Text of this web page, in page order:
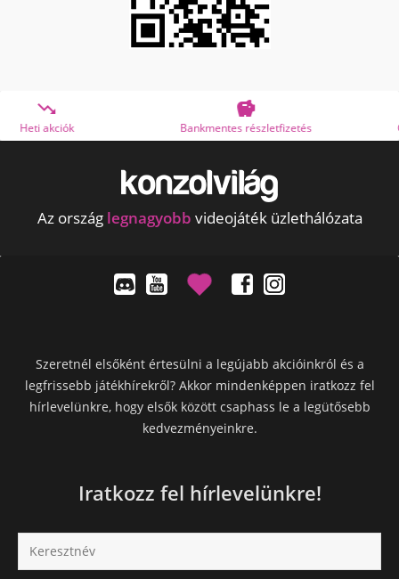
Bankmentes részletfizetés OTP Online Áruhitel
Az ország legnagyobb videojáték üzlethálózata
Szeretnél elsőként értesülni a legújabb akcióinkról és a
legfrissebb játékhírekről? Akkor mindenképpen iratkozz fel
hírlevelünkre, hogy elsők között csaphass le a legütősebb
kedvezményeinkre.
Iratkozz fel hírlevelünkre!